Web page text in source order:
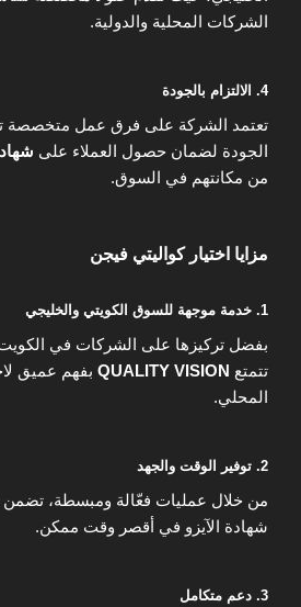
الشركات المحلية والدولية.
4. الالتزام بالجودة
تعتمد الشركة على فرق عمل متخصصة
الجودة لضمان حصول العملاء على
من مكانتهم في السوق.
مزايا اختيار كواليتي فيجن
1. خدمة موجهة للسوق الكويتي والخليجي
بفضل تركيزها على الشركات في الكويت
تتمتع QUALITY VISION بفهم عميق
المحلي.
2. توفير الوقت والجهد
من خلال عمليات فعّالة ومبسطة،
شهادة الآيزو في أقصر وقت ممكن.
3. دعم متكامل